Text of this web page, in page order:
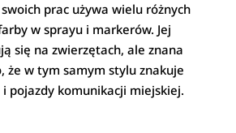
prac używa wielu różnych
w sprayu i markerów. Jej
się na zwierzętach, ale znana
że w tym samym stylu znakuje
pojazdy komunikacji miejskiej.